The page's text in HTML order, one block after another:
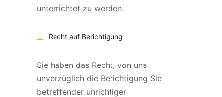
unterrichtet zu werden.
Recht auf Berichtigung
Sie haben das Recht, von uns
unverzüglich die Berichtigung Sie
betreffender unrichtiger